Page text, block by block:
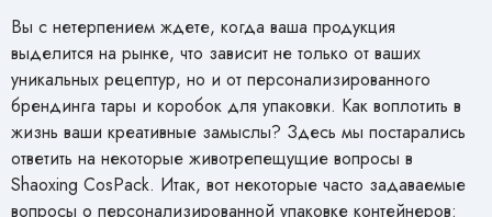
Вы с нетерпением ждете, когда ваша продукция
выделится на рынке, что зависит не только от ваших
уникальных рецептур, но и от персонализированного
брендинга тары и коробок для упаковки. Как воплотить в
жизнь ваши креативные замыслы? Здесь мы постарались
ответить на некоторые животрепещущие вопросы в
Shaoxing CosPack. Итак, вот некоторые часто задаваемые
вопросы о персонализированной упаковке контейнеров: